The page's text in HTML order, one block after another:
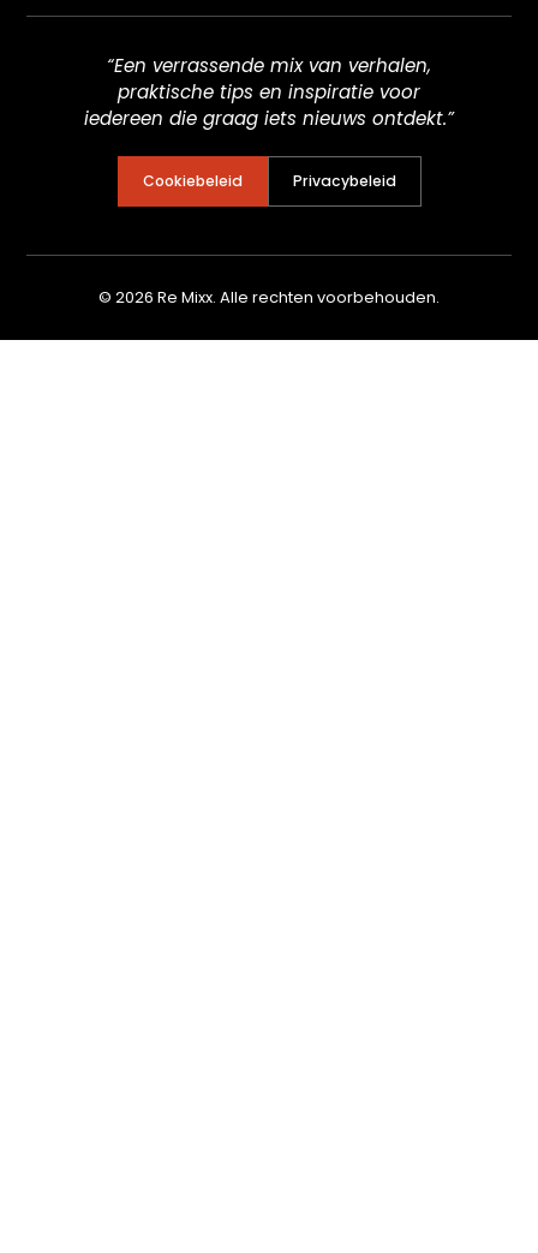
“Een verrassende mix van verhalen,
praktische tips en inspiratie voor
iedereen die graag iets nieuws ontdekt.”
Cookiebeleid Privacybeleid
© 2026 Re Mixx. Alle rechten voorbehouden.